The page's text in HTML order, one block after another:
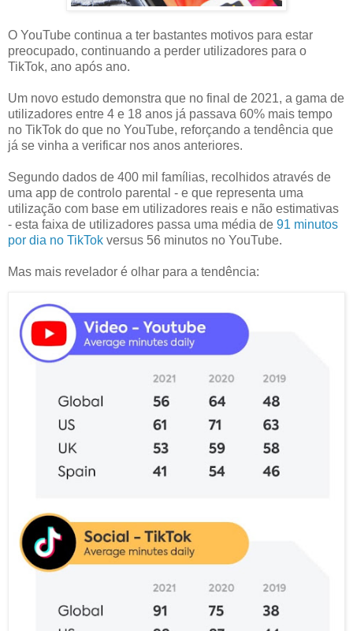
O YouTube continua a ter bastantes motivos para estar
preocupado, continuando a perder utilizadores para o
TikTok, ano após ano.
Um novo estudo demonstra que no final de 2021, a gama de
utilizadores entre 4 e 18 anos já passava 60% mais tempo
no TikTok do que no YouTube, reforçando a tendência que
já se vinha a verificar nos anos anteriores.
Segundo dados de 400 mil famílias, recolhidos através de
uma app de controlo parental - e que representa uma
utilização com base em utilizadores reais e não estimativas
- esta faixa de utilizadores passa uma média de 91 minutos
por dia no TikTok versus 56 minutos no YouTube.
Mas mais revelador é olhar para a tendência: